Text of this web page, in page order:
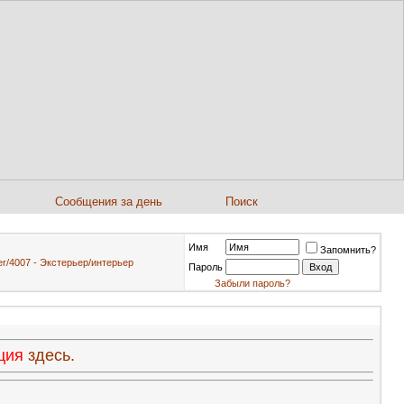
Сообщения за день Поиск
4007 - Экстерьер/интерьер
Имя
Запомнить?
Пароль
Забыли пароль?
здесь.